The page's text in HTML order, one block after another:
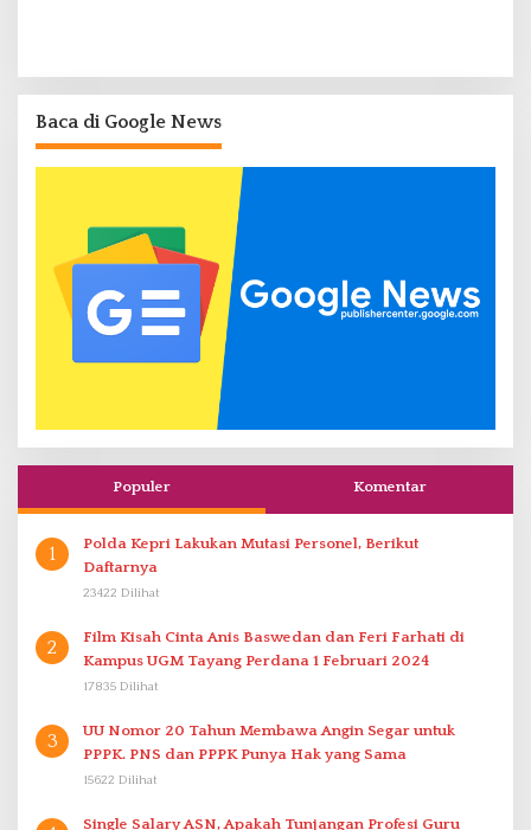
Baca di Google News
Populer Komentar
1
Polda Kepri Lakukan Mutasi Personel, Berikut
Daftarnya
23422 Dilihat
2
Film Kisah Cinta Anis Baswedan dan Feri Farhati di
Kampus UGM Tayang Perdana 1 Februari 2024
17835 Dilihat
3
UU Nomor 20 Tahun Membawa Angin Segar untuk
PPPK. PNS dan PPPK Punya Hak yang Sama
15622 Dilihat
Single Salary ASN, Apakah Tunjangan Profesi Guru